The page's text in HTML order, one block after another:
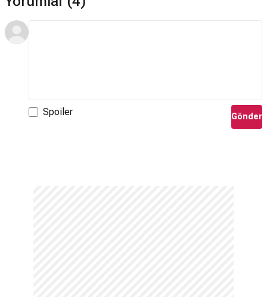
Spoiler Gönder